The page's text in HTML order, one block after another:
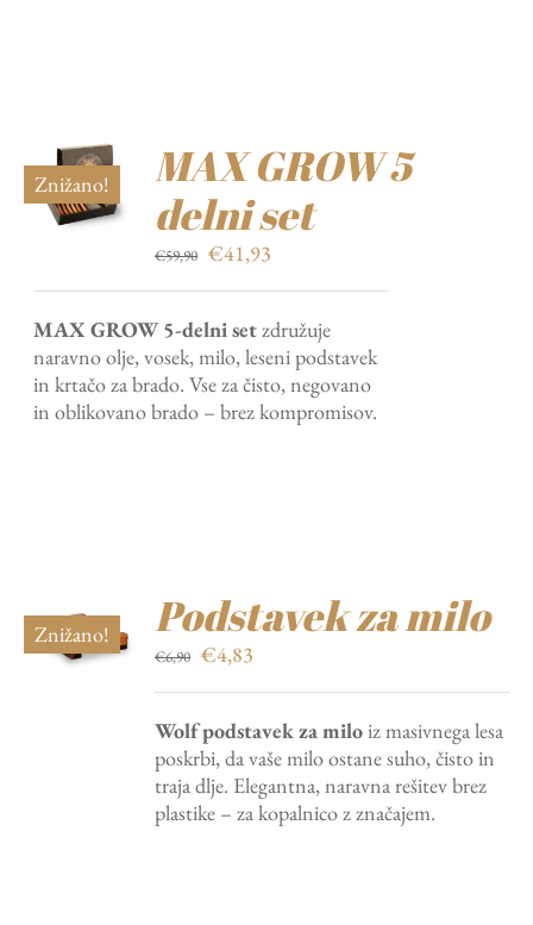
Znižano!
MAX GROW 5
delni set
€59,90 Izvirna
bila:
€59,90.
€41,93
€41,93.
MAX GROW 5-delni setzdružuje
naravno olje, vosek, milo, leseni podstavek
in krtačo za brado. Vse za čisto, negovano
in oblikovano brado – brez kompromisov.
Znižano! Podstavek za milo
€6,90 Izvirna
bila:
€6,90.
€4,83
€4,83.
Wolf podstavek za miloiz masivnega lesa
poskrbi, da vaše milo ostane suho, čisto in
traja dlje. Elegantna, naravna rešitev brez
plastike – za kopalnico z značajem.